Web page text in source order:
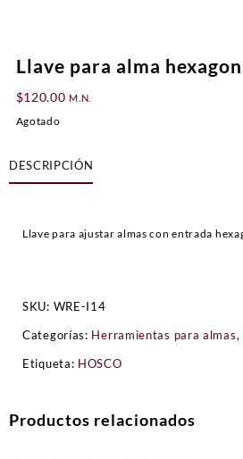
Llave para alma
$120.00 M.N.
Agotado
DESCRIPCIÓN
Llave para ajustar almas con entrada
SKU: WRE-I14
Categorías: Herramientas para almas,
Etiqueta: HOSCO
Productos relacionados